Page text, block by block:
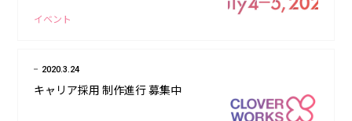
イベント
2020.3.24
キャリア採用 制作進行 募集中